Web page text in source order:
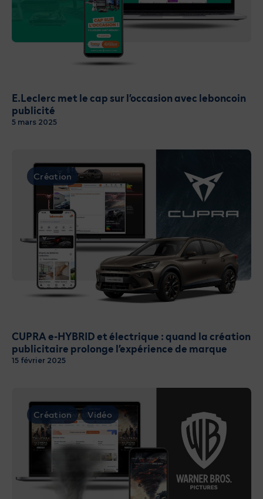
E.Leclerc met le cap sur l’occasion avec leboncoin
publicité
5 mars 2025
Création
CUPRA e-HYBRID et électrique : quand la création
publicitaire prolonge l’expérience de marque
15 février 2025
Création Vidéo